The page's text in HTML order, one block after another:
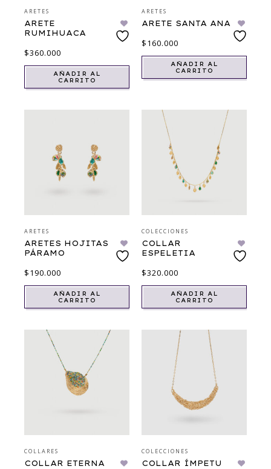
ARETES
ARETE
RUMIHUACA
$360.000
AÑADIR AL
CARRITO
ARETES
ARETE SANTA ANA
$160.000
AÑADIR AL
CARRITO
ARETES
ARETES HOJITAS
PÁRAMO
$190.000
AÑADIR AL
CARRITO
COLECCIONES
COLLAR
ESPELETIA
$320.000
AÑADIR AL
CARRITO
COLLARES
COLLAR ETERNA
COLECCIONES
COLLAR ÍMPETU